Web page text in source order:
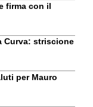
firma con il
Curva: striscione
per Mauro